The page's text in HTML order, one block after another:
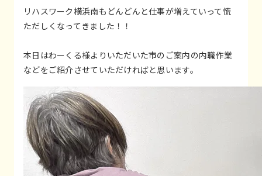
リハスワーク横浜南もどんどんと仕事が増えていって慌
ただしくなってきました！！
本日はわーくる様よりいただいた市のご案内の内職作業
などをご紹介させていただければと思います。